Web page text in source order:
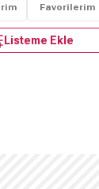
Favorilerim
Listeme Ekle